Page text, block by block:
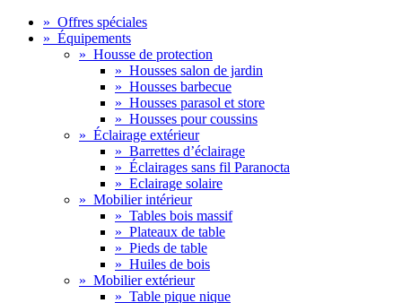
» Offres spéciales
» Équipements
» Housse de protection
» Housses salon de jardin
» Housses barbecue
» Housses parasol et store
» Housses pour coussins
» Éclairage extérieur
» Barrettes d’éclairage
» Éclairages sans fil Paranocta
» Eclairage solaire
» Mobilier intérieur
» Tables bois massif
» Plateaux de table
» Pieds de table
» Huiles de bois
» Mobilier extérieur
» Table pique nique